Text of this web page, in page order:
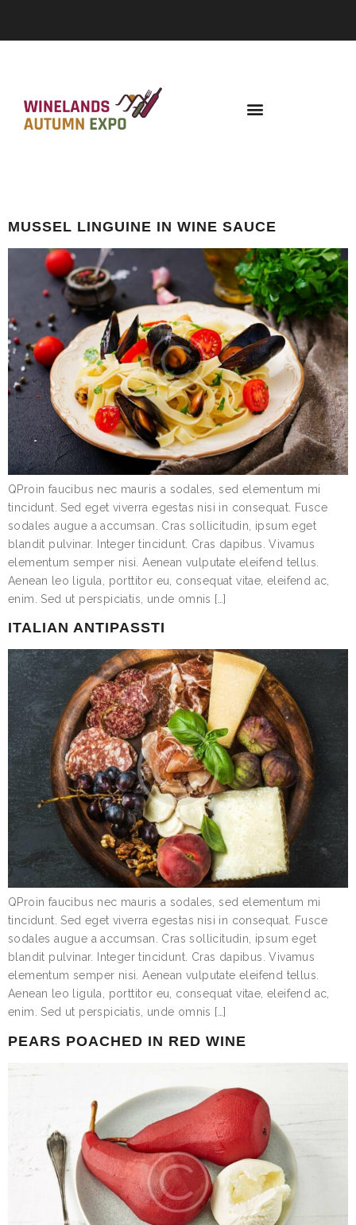
MUSSEL LINGUINE IN WINE SAUCE
QProin faucibus nec mauris a sodales, sed elementum mi
tincidunt. Sed eget viverra egestas nisi in consequat. Fusce
sodales augue a accumsan. Cras sollicitudin, ipsum eget
blandit pulvinar. Integer tincidunt. Cras dapibus. Vivamus
elementum semper nisi. Aenean vulputate eleifend tellus.
Aenean leo ligula, porttitor eu, consequat vitae, eleifend ac,
enim. Sed ut perspiciatis, unde omnis […]
ITALIAN ANTIPASSTI
QProin faucibus nec mauris a sodales, sed elementum mi
tincidunt. Sed eget viverra egestas nisi in consequat. Fusce
sodales augue a accumsan. Cras sollicitudin, ipsum eget
blandit pulvinar. Integer tincidunt. Cras dapibus. Vivamus
elementum semper nisi. Aenean vulputate eleifend tellus.
Aenean leo ligula, porttitor eu, consequat vitae, eleifend ac,
enim. Sed ut perspiciatis, unde omnis […]
PEARS POACHED IN RED WINE